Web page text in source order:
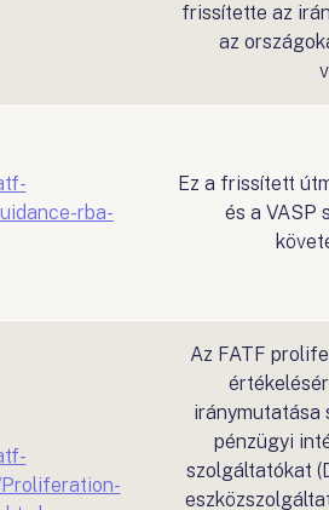
frissítette az
az
rba-
Ez a frissített
és a VASP
Az FATF
iránymutatása
pénzügyi
szolgáltatókat